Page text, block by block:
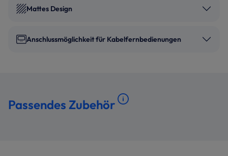
Mattes Design
Anschlussmöglichkeit für Kabelfernbedienungen
Passendes Zubehör